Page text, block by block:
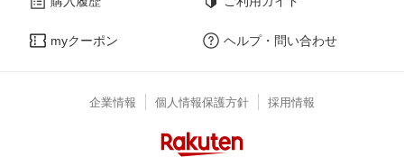
myクーポン ヘルプ・問い合わせ
企業情報 個人情報保護方針 採用情報